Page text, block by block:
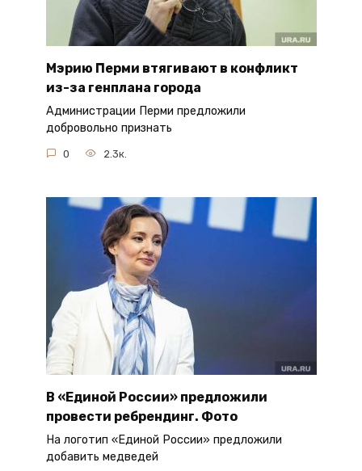
Мэрию Перми втягивают в конфликт
из-за генплана города
Администрации Перми предложили
добровольно признать
0 2.3к.
В «Единой России» предложили
провести ребрендинг. Фото
На логотип «Единой России» предложили
добавить медведей